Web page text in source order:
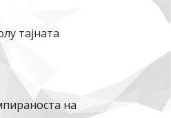
тајната
на